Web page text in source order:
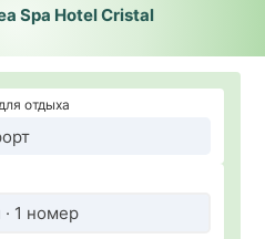
Spa Hotel Cristal
отдыха
· 1 номер